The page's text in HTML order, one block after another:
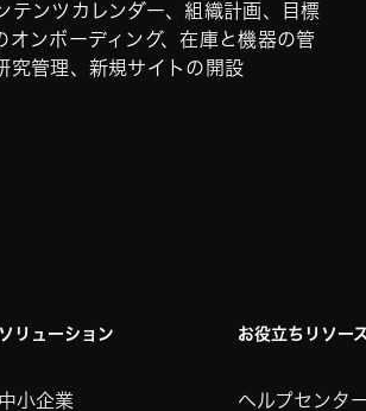
テンツカレンダー、組織計画、目標
ンボーディング、在庫と機器の管
究管理、新規サイトの開設
ソリューション
中小企業
お役立ちリソー
ヘルプセンタ